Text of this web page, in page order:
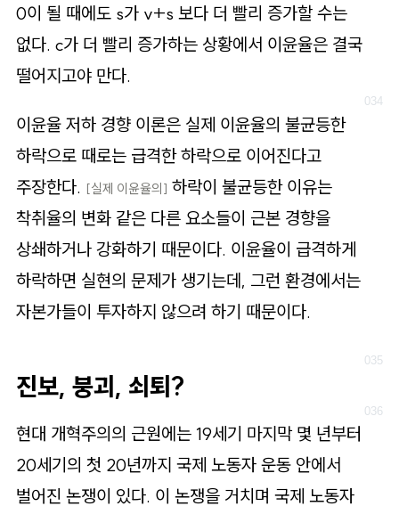
0이 될 때에도 s가 v+s 보다 더 빨리 증가할 수는
없다. c가 더 빨리 증가하는 상황에서 이윤율은 결국
떨어지고야 만다.
이윤율 저하 경향 이론은 실제 이윤율의 불균등한
하락으로 때로는 급격한 하락으로 이어진다고
주장한다. [실제 이윤율의] 하락이 불균등한 이유는
착취율의 변화 같은 다른 요소들이 근본 경향을
상쇄하거나 강화하기 때문이다. 이윤율이 급격하게
하락하면 실현의 문제가 생기는데, 그런 환경에서는
자본가들이 투자하지 않으려 하기 때문이다.
진보, 붕괴, 쇠퇴?
현대 개혁주의의 근원에는 19세기 마지막 몇 년부터
20세기의 첫 20년까지 국제 노동자 운동 안에서
벌어진 논쟁이 있다. 이 논쟁을 거치며 국제 노동자